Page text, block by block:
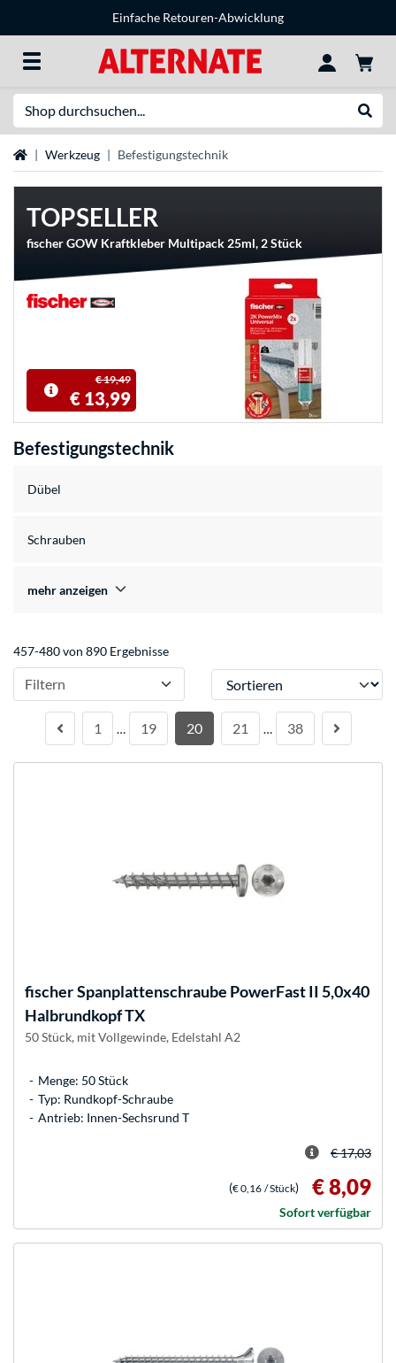
Einfache Retouren-Abwicklung
StartseiteWerkzeug Befestigungstechnik
TOPSELLER
fischer GOW Kraftkleber Multipack 25ml, 2 Stück
€ 19,49
€ 13,99
Befestigungstechnik
Dübel
Schrauben
mehr anzeigen
457-480 von 890 Ergebnisse
Filtern Sortieren
1 … 19 20 21 … 38
fischerSpanplattenschraube PowerFast II 5,0x40
Halbrundkopf TX
50 Stück, mit Vollgewinde, Edelstahl A2
Menge: 50 Stück
Typ: Rundkopf-Schraube
Antrieb: Innen-Sechsrund T
€ 17,03
(€ 0,16 / Stück) € 8,09
Sofort verfügbar